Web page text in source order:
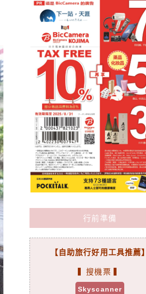
行前準備
【自助旅行好用工具推薦】
▍搜機票 ▍
Skyscanner